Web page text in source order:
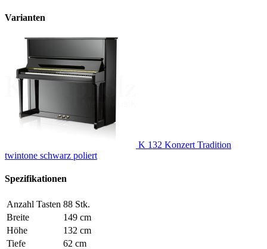
Varianten
K 132 Konzert Tradition
twintone schwarz poliert
Spezifikationen
Anzahl Tasten 88 Stk.
Breite
149 cm
Höhe
132 cm
Tiefe
62 cm